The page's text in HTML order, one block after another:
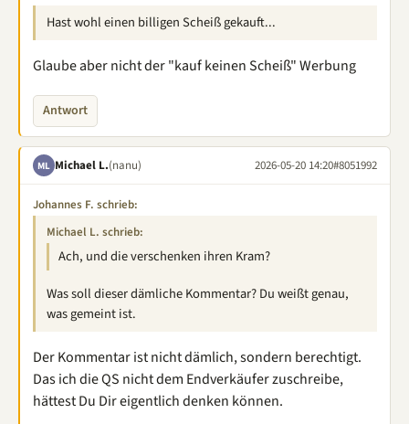
Hast wohl einen billigen Scheiß gekauft...
Glaube aber nicht der "kauf keinen Scheiß" Werbung
Antwort
ML Michael L.(nanu) 2026-05-20 14:20#8051992
Johannes F. schrieb:
Michael L. schrieb:
Ach, und die verschenken ihren Kram?
Was soll dieser dämliche Kommentar? Du weißt genau,
was gemeint ist.
Der Kommentar ist nicht dämlich, sondern berechtigt.
Das ich die QS nicht dem Endverkäufer zuschreibe,
hättest Du Dir eigentlich denken können.